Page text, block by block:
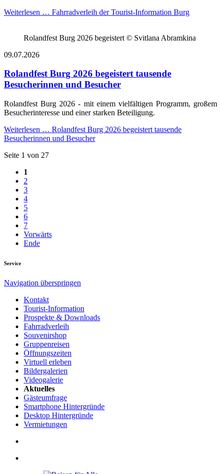
Weiterlesen … Fahrradverleih der Tourist-Information Burg
Rolandfest Burg 2026 begeistert © Svitlana Abramkina
09.07.2026
Rolandfest Burg 2026 begeistert tausende
Besucherinnen und Besucher
Rolandfest Burg 2026 - mit einem vielfältigen Programm, großem
Besucherinteresse und einer starken Beteiligung.
Weiterlesen … Rolandfest Burg 2026 begeistert tausende
Besucherinnen und Besucher
Seite 1 von 27
1
2
3
4
5
6
7
Vorwärts
Ende
Service
Navigation überspringen
Kontakt
Tourist-Information
Prospekte & Downloads
Fahrradverleih
Souvenirshop
Gruppenreisen
Öffnungszeiten
Virtuell erleben
Bildergalerien
Videogalerie
Aktuelles
Gästeumfrage
Smartphone Hintergründe
Desktop Hintergründe
Vermietungen